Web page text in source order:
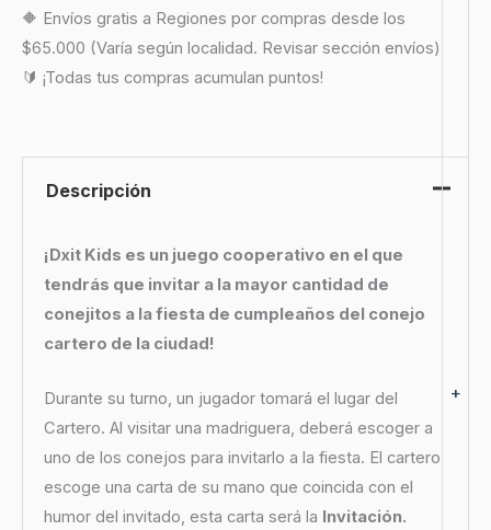
+
🔶 Envíos gratis a Regiones por compras desde los
$65.000 (Varía según localidad. Revisar sección envíos)
🔰 ¡Todas tus compras acumulan puntos!
Descripción
¡Dxit Kids es un juego cooperativo en el que
tendrás que invitar a la mayor cantidad de
conejitos a la fiesta de cumpleaños del conejo
cartero de la ciudad!
Durante su turno, un jugador tomará el lugar del
Cartero. Al visitar una madriguera, deberá escoger a
uno de los conejos para invitarlo a la fiesta. El cartero
escoge una carta de su mano que coincida con el
humor del invitado, esta carta será la Invitación.